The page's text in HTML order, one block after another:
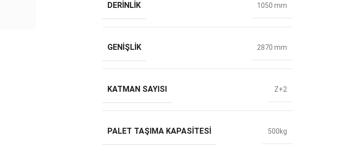
DERINLIK 1050 mm
GENIŞLIK 2870 mm
KATMAN SAYISI Z+2
PALET TAŞIMA KAPASITESI 500kg